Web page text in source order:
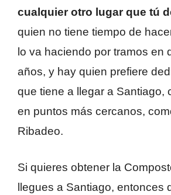
cualquier otro lugar que tú
quien no tiene tiempo de
lo va haciendo por tramos en
años, y hay quien prefiere
que tiene a llegar a Santiago,
en puntos más cercanos,
Ribadeo.
Si quieres obtener la
llegues a Santiago, entonces